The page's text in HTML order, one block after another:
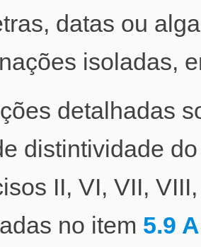
datas ou
isoladas,
detalhadas
distintividade
II, VI, VII,
no item 5.9